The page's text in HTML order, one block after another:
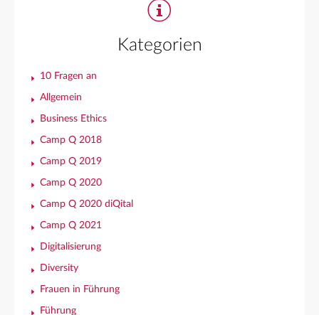
Kategorien
10 Fragen an
Allgemein
Business Ethics
Camp Q 2018
Camp Q 2019
Camp Q 2020
Camp Q 2020 diQital
Camp Q 2021
Digitalisierung
Diversity
Frauen in Führung
Führung